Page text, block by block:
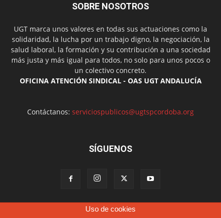
SOBRE NOSOTROS
UGT marca unos valores en todas sus actuaciones como la
solidaridad, la lucha por un trabajo digno, la negociación, la
salud laboral, la formación y su contribución a una sociedad
más justa y más igual para todos, no solo para unos pocos o
un colectivo concreto.
OFICINA ATENCIÓN SINDICAL - OAS UGT ANDALUCÍA
Contáctanos: serviciospublicos@ugtspcordoba.org
SÍGUENOS
Uso de cookies